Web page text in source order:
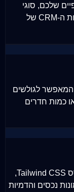
שלכם, סוגי
הנכסים (מגורים, מסחרי, יוקרה) ומיפוי מערכות ה-CRM של
המאפשר לגולשים
כמות חדרים
כתיבת קוד Custom מהיר ורזה במיוחד מבוסס Tailwind CSS,
נכסים והדמיות